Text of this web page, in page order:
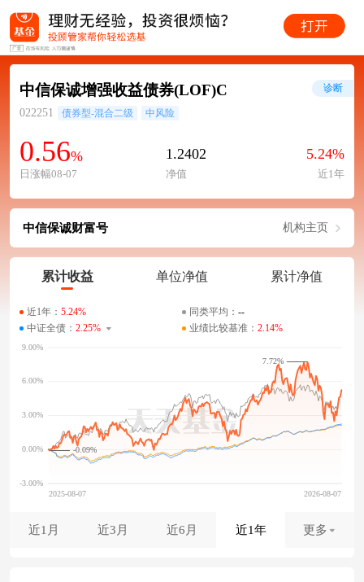
中信保诚增强收益债券(LOF)C
022251 债券型-混合二级 中风险
0.56%
日涨幅08-07
1.2402
净值
5.24%
近1年
诊断
中信保诚财富号 机构主页
累计收益 单位净值 累计净值
近1年： 5.24% 同类平均： --
中证全债： 2.25% 业绩比较基准： 2.14%
-0.09%
7.72%
近1月 近3月 近6月 近1年 更多